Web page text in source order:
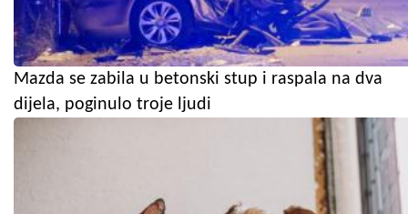
Mazda se zabila u betonski stup i raspala na dva
dijela, poginulo troje ljudi